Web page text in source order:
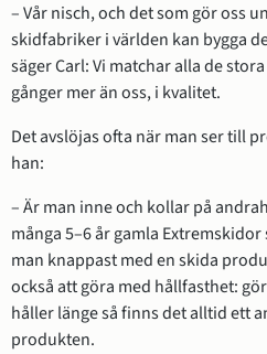
– Vår nisch, och det som gör oss
skidfabriker i världen kan bygga
säger Carl: Vi matchar alla de
gånger mer än oss, i kvalitet.
Det avslöjas ofta när man ser till
han:
– Är man inne och kollar på
många 5–6 år gamla
man knappast med en skida
också att göra med hållfasthet:
håller länge så finns det alltid ett
produkten.